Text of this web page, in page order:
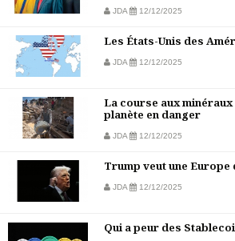
JDA 12/12/2025
Les États-Unis des
JDA 12/12/2025
La course aux
planète en danger
JDA 12/12/2025
Trump veut une Europe
JDA 12/12/2025
Qui a peur des